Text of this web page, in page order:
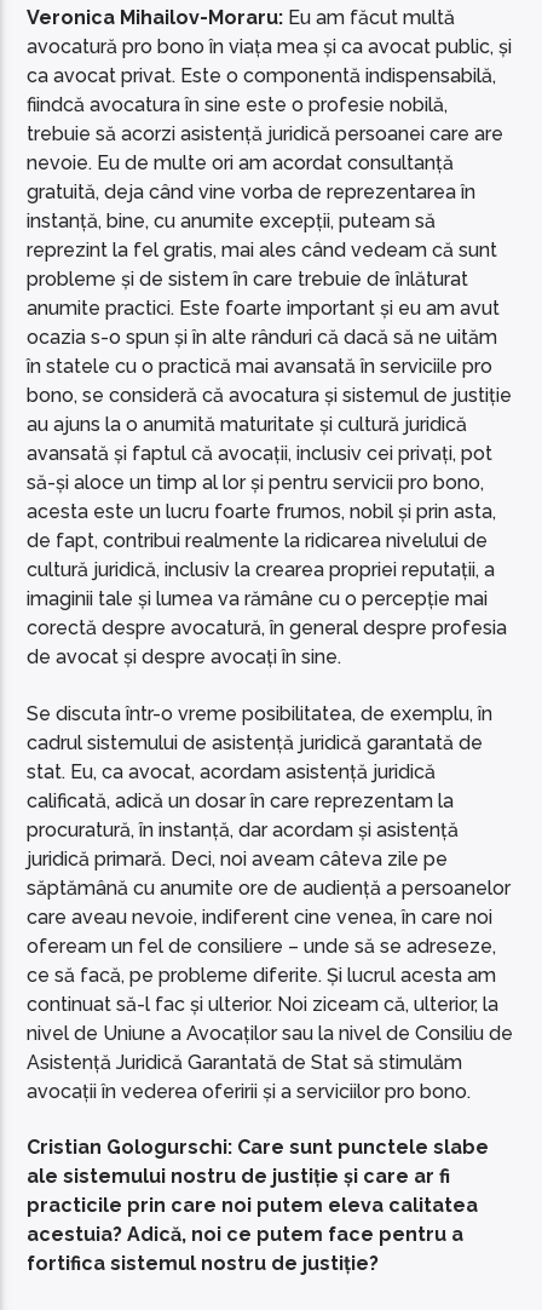
Veronica Mihailov-Moraru: Eu am făcut multă
avocatură pro bono în viața mea și ca avocat public, și
ca avocat privat. Este o componentă indispensabilă,
fiindcă avocatura în sine este o profesie nobilă,
trebuie să acorzi asistență juridică persoanei care are
nevoie. Eu de multe ori am acordat consultanță
gratuită, deja când vine vorba de reprezentarea în
instanță, bine, cu anumite excepții, puteam să
reprezint la fel gratis, mai ales când vedeam că sunt
probleme și de sistem în care trebuie de înlăturat
anumite practici. Este foarte important și eu am avut
ocazia s-o spun și în alte rânduri că dacă să ne uităm
în statele cu o practică mai avansată în serviciile pro
bono, se consideră că avocatura și sistemul de justiție
au ajuns la o anumită maturitate și cultură juridică
avansată și faptul că avocații, inclusiv cei privați, pot
să-și aloce un timp al lor și pentru servicii pro bono,
acesta este un lucru foarte frumos, nobil și prin asta,
de fapt, contribui realmente la ridicarea nivelului de
cultură juridică, inclusiv la crearea propriei reputații, a
imaginii tale și lumea va rămâne cu o percepție mai
corectă despre avocatură, în general despre profesia
de avocat și despre avocați în sine.
Se discuta într-o vreme posibilitatea, de exemplu, în
cadrul sistemului de asistență juridică garantată de
stat. Eu, ca avocat, acordam asistență juridică
calificată, adică un dosar în care reprezentam la
procuratură, în instanță, dar acordam și asistență
juridică primară. Deci, noi aveam câteva zile pe
săptămână cu anumite ore de audiență a persoanelor
care aveau nevoie, indiferent cine venea, în care noi
ofeream un fel de consiliere – unde să se adreseze,
ce să facă, pe probleme diferite. Și lucrul acesta am
continuat să-l fac și ulterior. Noi ziceam că, ulterior, la
nivel de Uniune a Avocaților sau la nivel de Consiliu de
Asistență Juridică Garantată de Stat să stimulăm
avocații în vederea oferirii și a serviciilor pro bono.
Cristian Gologurschi: Care sunt punctele slabe
ale sistemului nostru de justiție și care ar fi
practicile prin care noi putem eleva calitatea
acestuia? Adică, noi ce putem face pentru a
fortifica sistemul nostru de justiție?